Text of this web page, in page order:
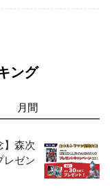
ング
月間
】森次
レゼン